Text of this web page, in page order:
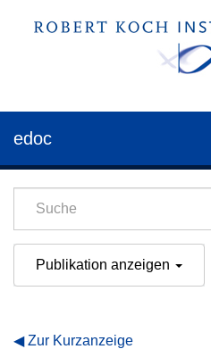
edoc
Publikation anzeigen
Zur Kurzanzeige